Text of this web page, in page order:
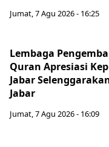
Jumat, 7 Agu 2026 - 16:25
Lembaga
Quran Apresiasi
Jabar
Jabar
Jumat, 7 Agu 2026 - 16:09